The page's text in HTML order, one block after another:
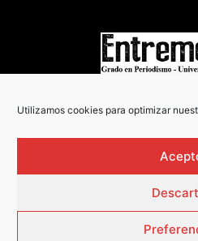
Utilizamos cookies para optimizar